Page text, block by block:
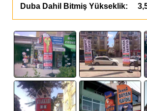
Duba Dahil Bitmiş Yükseklik: